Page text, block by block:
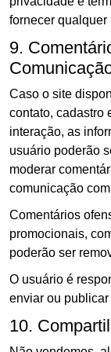
fornecer
9.
Caso o site
contato, cadastro
interação, as
usuário poderão
moderar
comunicação
Comentários
promocionais,
poderão ser
O usuário é
enviar ou publicar
10.